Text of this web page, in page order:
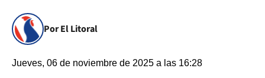
Por El Litoral
Jueves, 06 de noviembre de 2025 a las 16:28